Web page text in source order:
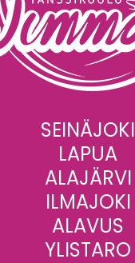
SEINÄJOKI
LAPUA
ALAJÄRVI
ILMAJOKI
ALAVUS
YLISTARO